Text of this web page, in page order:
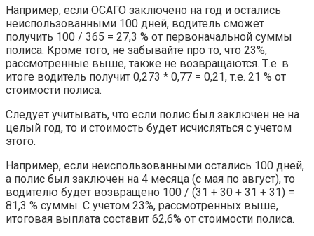
Например, если ОСАГО заключено на год и остались
неиспользованными 100 дней, водитель сможет
получить 100 / 365 = 27,3 % от первоначальной суммы
полиса. Кроме того, не забывайте про то, что 23%,
рассмотренные выше, также не возвращаются. Т.е. в
итоге водитель получит 0,273 * 0,77 = 0,21, т.е. 21 % от
стоимости полиса.
Следует учитывать, что если полис был заключен не на
целый год, то и стоимость будет исчисляться с учетом
этого.
Например, если неиспользованными остались 100 дней,
а полис был заключен на 4 месяца (с мая по август), то
водителю будет возвращено 100 / (31 + 30 + 31 + 31) =
81,3 % суммы. С учетом 23%, рассмотренных выше,
итоговая выплата составит 62,6% от стоимости полиса.